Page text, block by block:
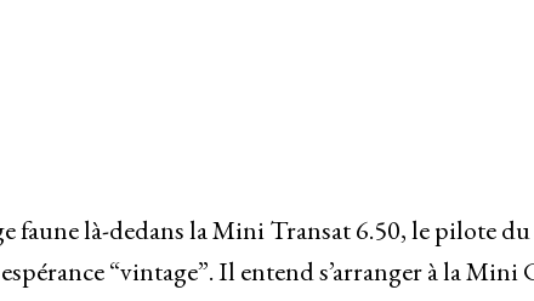
faune là-dedans la Mini Transat 6.50, le pilote du
“vintage”. Il entend s’arranger à la Mini